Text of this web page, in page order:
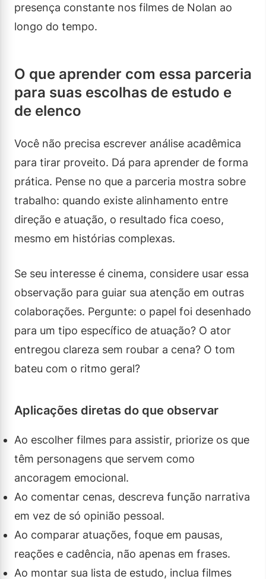
presença constante nos filmes de Nolan ao
longo do tempo.
O que aprender com essa parceria
para suas escolhas de estudo e
de elenco
Você não precisa escrever análise acadêmica
para tirar proveito. Dá para aprender de forma
prática. Pense no que a parceria mostra sobre
trabalho: quando existe alinhamento entre
direção e atuação, o resultado fica coeso,
mesmo em histórias complexas.
Se seu interesse é cinema, considere usar essa
observação para guiar sua atenção em outras
colaborações. Pergunte: o papel foi desenhado
para um tipo específico de atuação? O ator
entregou clareza sem roubar a cena? O tom
bateu com o ritmo geral?
Aplicações diretas do que observar
Ao escolher filmes para assistir, priorize os que
têm personagens que servem como
ancoragem emocional.
Ao comentar cenas, descreva função narrativa
em vez de só opinião pessoal.
Ao comparar atuações, foque em pausas,
reações e cadência, não apenas em frases.
Ao montar sua lista de estudo, inclua filmes